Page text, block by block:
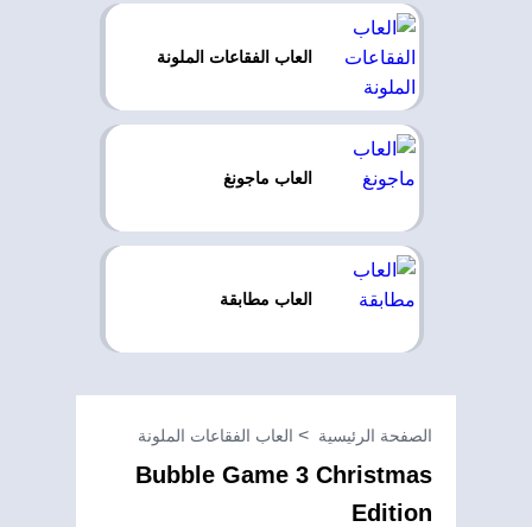
العاب الفقاعات الملونة
العاب ماجونغ
العاب مطابقة
الصفحة الرئيسية العاب الفقاعات الملونة
Bubble Game 3 Christmas
Edition